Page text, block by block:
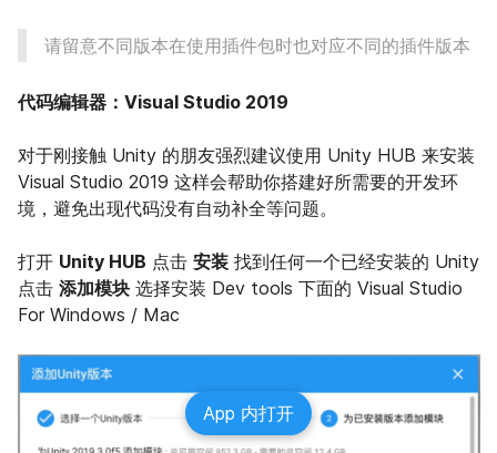
请留意不同版本在使用插件包时也对应不同的插件版本
代码编辑器：Visual Studio 2019
对于刚接触 Unity 的朋友强烈建议使用 Unity HUB 来安装
Visual Studio 2019 这样会帮助你搭建好所需要的开发环
境，避免出现代码没有自动补全等问题。
打开 Unity HUB 点击 安装 找到任何一个已经安装的 Unity
点击 添加模块 选择安装 Dev tools 下面的 Visual Studio
For Windows / Mac
App 内打开